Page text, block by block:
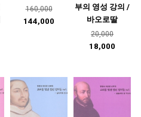
160,000
144,000
부의 영성 강의 /
바오로딸
20,000
18,000